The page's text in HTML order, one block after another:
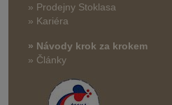
» Prodejny Stoklasa
» Kariéra
» Návody krok za krokem
» Články